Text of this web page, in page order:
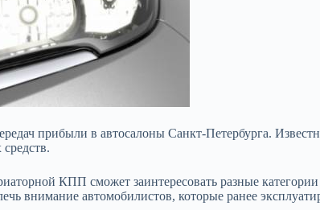
прибыли в автосалоны Санкт-Петербурга.
КПП сможет заинтересовать разные
внимание автомобилистов, которые ранее